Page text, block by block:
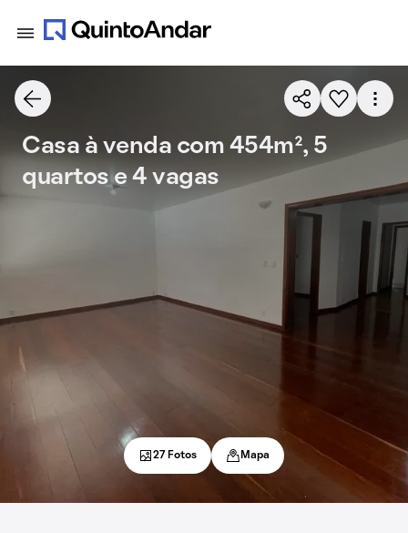
Casa à venda com 454m², 5
quartos e 4 vagas
27 Fotos Mapa